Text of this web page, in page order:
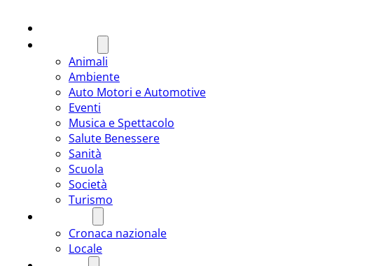
Animali
Ambiente
Auto Motori e Automotive
Eventi
Musica e Spettacolo
Salute Benessere
Sanità
Scuola
Società
Turismo
Cronaca nazionale
Locale